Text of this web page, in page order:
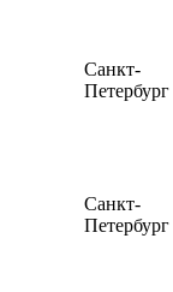
Санкт-
Петербург
Санкт-
Петербург